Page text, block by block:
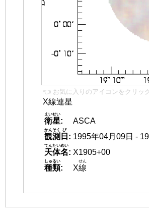
👈 お気に入りのアイコンをクリッ
X線連星
衛星
えいせい
:
ASCA
観測
かんそく
日
び
: 1995年04月09日 -
天体名
てんたいめい
: X1905+00
種類
しゅるい
: X線
せん